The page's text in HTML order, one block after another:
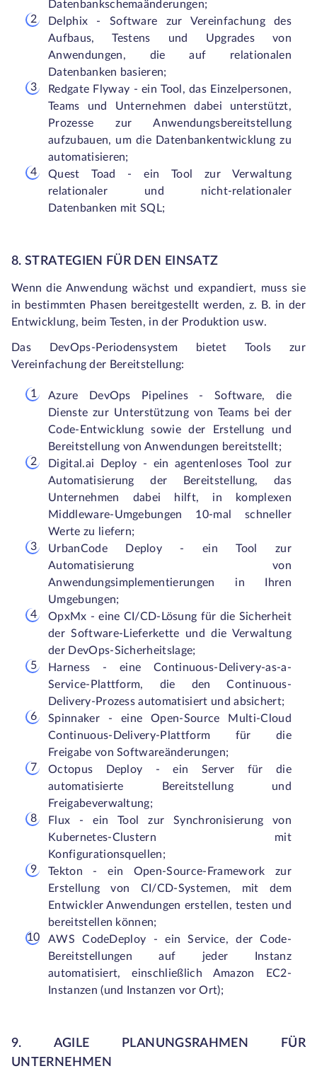
Datenbankschemaänderungen;
Delphix - Software zur Vereinfachung des
Aufbaus, Testens und Upgrades von
Anwendungen, die auf relationalen
Datenbanken basieren;
Redgate Flyway - ein Tool, das Einzelpersonen,
Teams und Unternehmen dabei unterstützt,
Prozesse zur Anwendungsbereitstellung
aufzubauen, um die Datenbankentwicklung zu
automatisieren;
Quest Toad - ein Tool zur Verwaltung
relationaler und nicht-relationaler
Datenbanken mit SQL;
8. STRATEGIEN FÜR DEN EINSATZ
Wenn die Anwendung wächst und expandiert, muss sie
in bestimmten Phasen bereitgestellt werden, z. B. in der
Entwicklung, beim Testen, in der Produktion usw.
Das DevOps-Periodensystem bietet Tools zur
Vereinfachung der Bereitstellung:
Azure DevOps Pipelines - Software, die
Dienste zur Unterstützung von Teams bei der
Code-Entwicklung sowie der Erstellung und
Bereitstellung von Anwendungen bereitstellt;
Digital.ai Deploy - ein agentenloses Tool zur
Automatisierung der Bereitstellung, das
Unternehmen dabei hilft, in komplexen
Middleware-Umgebungen 10-mal schneller
Werte zu liefern;
UrbanCode Deploy - ein Tool zur
Automatisierung von
Anwendungsimplementierungen in Ihren
Umgebungen;
OpxMx - eine CI/CD-Lösung für die Sicherheit
der Software-Lieferkette und die Verwaltung
der DevOps-Sicherheitslage;
Harness - eine Continuous-Delivery-as-a-
Service-Plattform, die den Continuous-
Delivery-Prozess automatisiert und absichert;
Spinnaker - eine Open-Source Multi-Cloud
Continuous-Delivery-Plattform für die
Freigabe von Softwareänderungen;
Octopus Deploy - ein Server für die
automatisierte Bereitstellung und
Freigabeverwaltung;
Flux - ein Tool zur Synchronisierung von
Kubernetes-Clustern mit
Konfigurationsquellen;
Tekton - ein Open-Source-Framework zur
Erstellung von CI/CD-Systemen, mit dem
Entwickler Anwendungen erstellen, testen und
bereitstellen können;
AWS CodeDeploy - ein Service, der Code-
Bereitstellungen auf jeder Instanz
automatisiert, einschließlich Amazon EC2-
Instanzen (und Instanzen vor Ort);
9. AGILE PLANUNGSRAHMEN FÜR
UNTERNEHMEN